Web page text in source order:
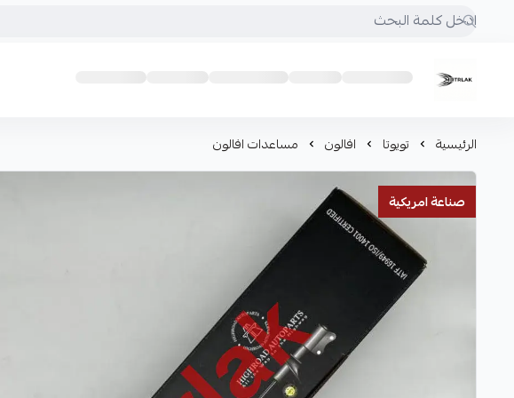
Motrlak
الرئيسية تويوتا افالون مساعدات افالون
صناعة امريكية